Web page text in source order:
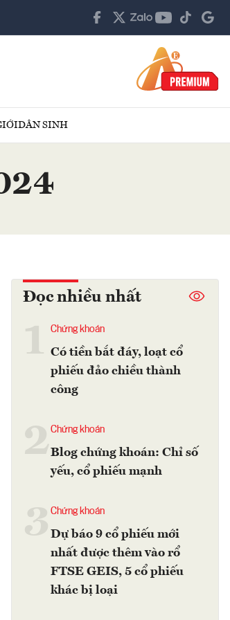
DÂN SINH
Đọc nhiều nhất
Chứng khoán
Có tiền bắt đáy, loạt cổ
phiếu đảo chiều thành
công
2Chứng khoán
Blog chứng khoán: Chỉ số
yếu, cổ phiếu mạnh
Chứng khoán
Dự báo 9 cổ phiếu mới
nhất được thêm vào rổ
FTSE GEIS, 5 cổ phiếu
khác bị loại